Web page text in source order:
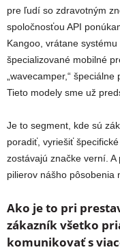
pre ľudí so zdravotným
spoločnosťou API
Kangoo, vrátane
špecializované mobilné
„wavecamper,“
Tieto modely sme už
Je to segment, kde sú
poradiť, vyriešiť
zostávajú značke verní.
pilierov nášho pôsobenia
Ako je to pri
zákazník všetko
komunikovať s